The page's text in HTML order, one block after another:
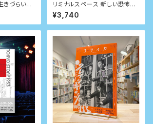
きづらい時
リミナルスペース 新しい恐怖の
美学
¥3,740